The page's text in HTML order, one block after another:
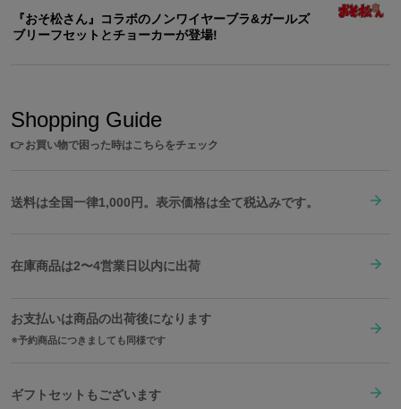
『おそ松さん』コラボのノンワイヤーブラ&ガールズ
ブリーフセットとチョーカーが登場!
Shopping Guide
👉お買い物で困った時はこちらをチェック
送料は全国一律1,000円。表示価格は全て税込みです。
在庫商品は2〜4営業日以内に出荷
お支払いは商品の出荷後になります
予約商品につきましても同様です
ギフトセットもございます